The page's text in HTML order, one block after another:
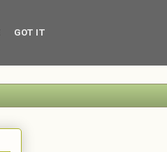
GOT IT